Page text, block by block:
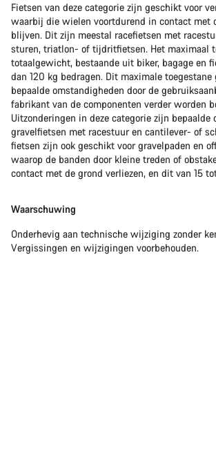
Fietsen van deze categorie zijn geschikt voor
waarbij die wielen voortdurend in contact met
blijven. Dit zijn meestal racefietsen met
sturen, triatlon- of tijdritfietsen. Het maximaal
totaalgewicht, bestaande uit biker, bagage en
dan 120 kg bedragen. Dit maximale
bepaalde omstandigheden door de
fabrikant van de componenten verder worden
Uitzonderingen in deze categorie zijn bepaalde
gravelfietsen met racestuur en cantilever- of
fietsen zijn ook geschikt voor gravelpaden en
waarop de banden door kleine treden of
contact met de grond verliezen, en dit van 15
Waarschuwing
Onderhevig aan technische wijziging zonder
Vergissingen en wijzigingen voorbehouden.